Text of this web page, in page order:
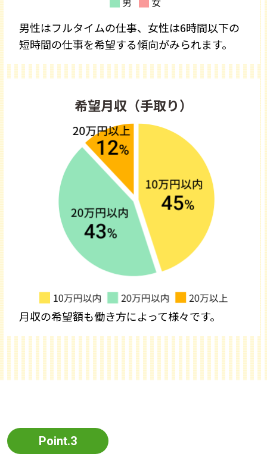
男性はフルタイムの仕事、女性は6時間以下の
短時間の仕事を希望する傾向がみられます。
希望月収（手取り）
月収の希望額も働き方によって様々です。
Point.3